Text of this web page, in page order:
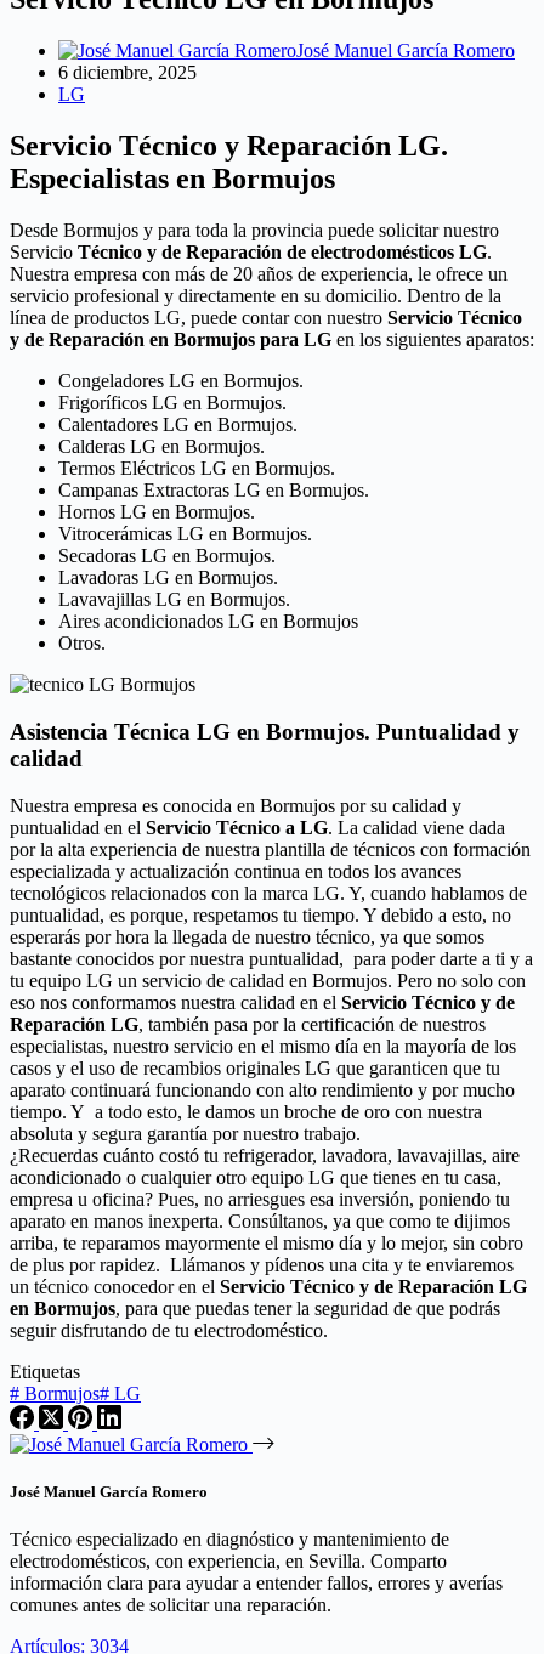
José Manuel García Romero
6 diciembre, 2025
LG
Servicio Técnico y Reparación LG.
Especialistas en Bormujos
Desde Bormujos y para toda la provincia puede solicitar nuestro
Servicio Técnico y de Reparación de electrodomésticos LG.
Nuestra empresa con más de 20 años de experiencia, le ofrece un
servicio profesional y directamente en su domicilio. Dentro de la
línea de productos LG, puede contar con nuestro Servicio Técnico
y de Reparación en Bormujos para LG en los siguientes aparatos:
Congeladores LG en Bormujos.
Frigoríficos LG en Bormujos.
Calentadores LG en Bormujos.
Calderas LG en Bormujos.
Termos Eléctricos LG en Bormujos.
Campanas Extractoras LG en Bormujos.
Hornos LG en Bormujos.
Vitrocerámicas LG en Bormujos.
Secadoras LG en Bormujos.
Lavadoras LG en Bormujos.
Lavavajillas LG en Bormujos.
Aires acondicionados LG en Bormujos
Otros.
Asistencia Técnica LG en Bormujos. Puntualidad y
calidad
Nuestra empresa es conocida en Bormujos por su calidad y
puntualidad en el Servicio Técnico a LG. La calidad viene dada
por la alta experiencia de nuestra plantilla de técnicos con formación
especializada y actualización continua en todos los avances
tecnológicos relacionados con la marca LG. Y, cuando hablamos de
puntualidad, es porque, respetamos tu tiempo. Y debido a esto, no
esperarás por hora la llegada de nuestro técnico, ya que somos
bastante conocidos por nuestra puntualidad, para poder darte a ti y a
tu equipo LG un servicio de calidad en Bormujos. Pero no solo con
eso nos conformamos nuestra calidad en el Servicio Técnico y de
Reparación LG, también pasa por la certificación de nuestros
especialistas, nuestro servicio en el mismo día en la mayoría de los
casos y el uso de recambios originales LG que garanticen que tu
aparato continuará funcionando con alto rendimiento y por mucho
tiempo. Y a todo esto, le damos un broche de oro con nuestra
absoluta y segura garantía por nuestro trabajo.
¿Recuerdas cuánto costó tu refrigerador, lavadora, lavavajillas, aire
acondicionado o cualquier otro equipo LG que tienes en tu casa,
empresa u oficina? Pues, no arriesgues esa inversión, poniendo tu
aparato en manos inexperta. Consúltanos, ya que como te dijimos
arriba, te reparamos mayormente el mismo día y lo mejor, sin cobro
de plus por rapidez. Llámanos y pídenos una cita y te enviaremos
un técnico conocedor en el Servicio Técnico y de Reparación LG
en Bormujos, para que puedas tener la seguridad de que podrás
seguir disfrutando de tu electrodoméstico.
Etiquetas
# Bormujos# LG
José Manuel García Romero
Técnico especializado en diagnóstico y mantenimiento de
electrodomésticos, con experiencia, en Sevilla. Comparto
información clara para ayudar a entender fallos, errores y averías
comunes antes de solicitar una reparación.
Artículos: 3034